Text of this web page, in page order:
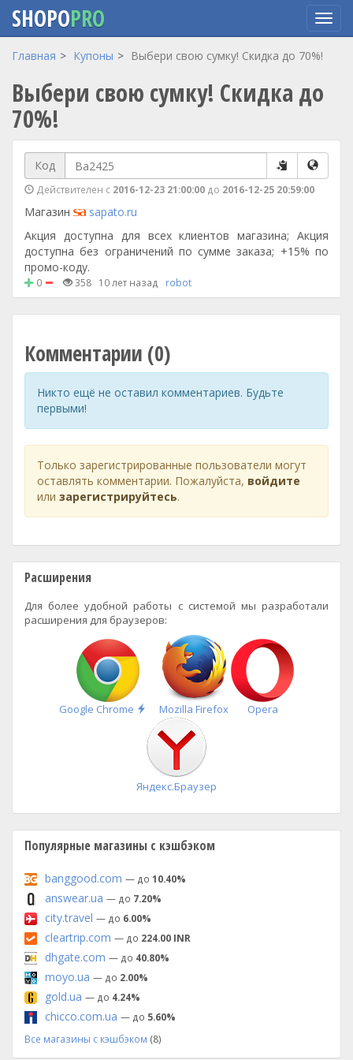
Перейти
основному
содержанию
SHOPOPRO
Главная Купоны Выбери свою сумку! Скидка до 70%!
Выбери свою сумку! Скидка до
70%!
Код
Действителен с 2016-12-23 21:00:00 до 2016-12-25 20:59:00
Магазин
sapato.ru
Акция доступна для всех клиентов магазина; Акция
доступна без ограничений по сумме заказа; +15% по
промо-коду.
0 358 10 лет назад robot
Комментарии (0)
Никто ещё не оставил комментариев. Будьте
первыми!
Только зарегистрированные пользователи могут
оставлять комментарии. Пожалуйста, войдите
или зарегистрируйтесь.
Расширения
Для более удобной работы с системой мы разработали
расширения для браузеров:
Google Chrome
Быстрая
установка
Mozilla Firefox Opera
Яндекс.Браузер
Популярные магазины с кэшбэком
banggood.com — до 10.40%
answear.ua — до 7.20%
city.travel — до 6.00%
cleartrip.com — до 224.00 INR
dhgate.com — до 40.80%
moyo.ua — до 2.00%
gold.ua — до 4.24%
chicco.com.ua — до 5.60%
Все магазины с кэшбэком (8)